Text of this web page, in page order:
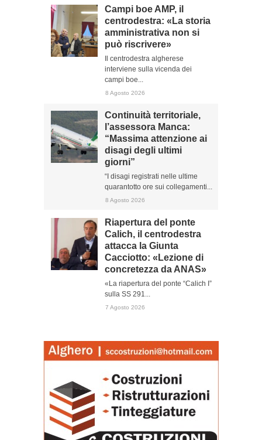
Campi boe AMP, il
centrodestra: «La storia
amministrativa non si
può riscrivere»
Il centrodestra algherese
interviene sulla vicenda dei
campi boe...
8 Agosto 2026
Continuità territoriale,
l’assessora Manca:
“Massima attenzione ai
disagi degli ultimi
giorni”
“I disagi registrati nelle ultime
quarantotto ore sui collegamenti...
8 Agosto 2026
Riapertura del ponte
Calich, il centrodestra
attacca la Giunta
Cacciotto: «Lezione di
concretezza da ANAS»
«La riapertura del ponte “Calich I”
sulla SS 291...
7 Agosto 2026